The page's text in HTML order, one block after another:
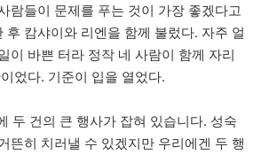
람들이 문제를 푸는 것이 가장 좋겠다고
후 캄샤이와 리엔을 함께 불렀다. 자주 얼
이 바쁜 터라 정작 네 사람이 함께 자리
었다. 기준이 입을 열었다.
두 건의 큰 행사가 잡혀 있습니다. 성숙
뜬히 치러낼 수 있겠지만 우리에겐 두 행